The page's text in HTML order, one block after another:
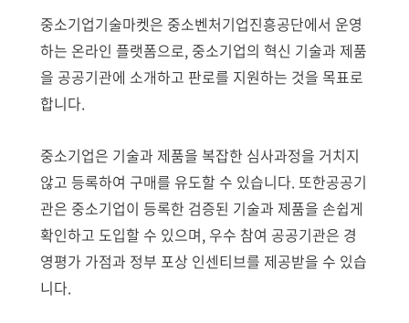
중소기업기술마켓은 중소벤처기업진흥공단에서 운영
하는 온라인 플랫폼으로, 중소기업의 혁신 기술과 제품
을 공공기관에 소개하고 판로를 지원하는 것을 목표로
합니다.
중소기업은 기술과 제품을 복잡한 심사과정을 거치지
않고 등록하여 구매를 유도할 수 있습니다. 또한공공기
관은 중소기업이 등록한 검증된 기술과 제품을 손쉽게
확인하고 도입할 수 있으며, 우수 참여 공공기관은 경
영평가 가점과 정부 포상 인센티브를 제공받을 수 있습
니다.